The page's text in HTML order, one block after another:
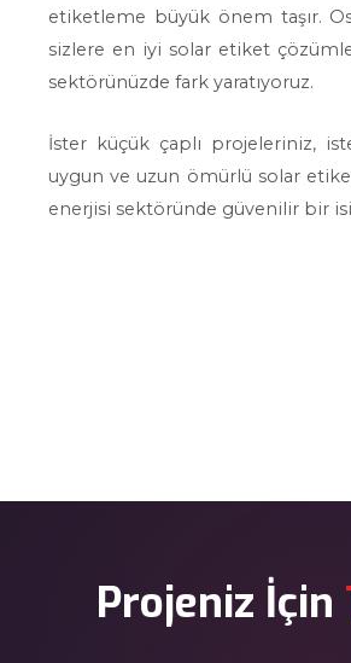
etiketleme büyük önem taşır.
sizlere en iyi solar etiket
sektörünüzde fark yaratıyoruz.
İster küçük çaplı projeleriniz,
uygun ve uzun ömürlü solar
enerjisi sektöründe güvenilir bir
Projeniz İçin